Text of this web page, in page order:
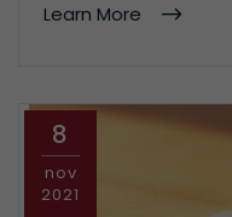
Learn More
8
nov
2021